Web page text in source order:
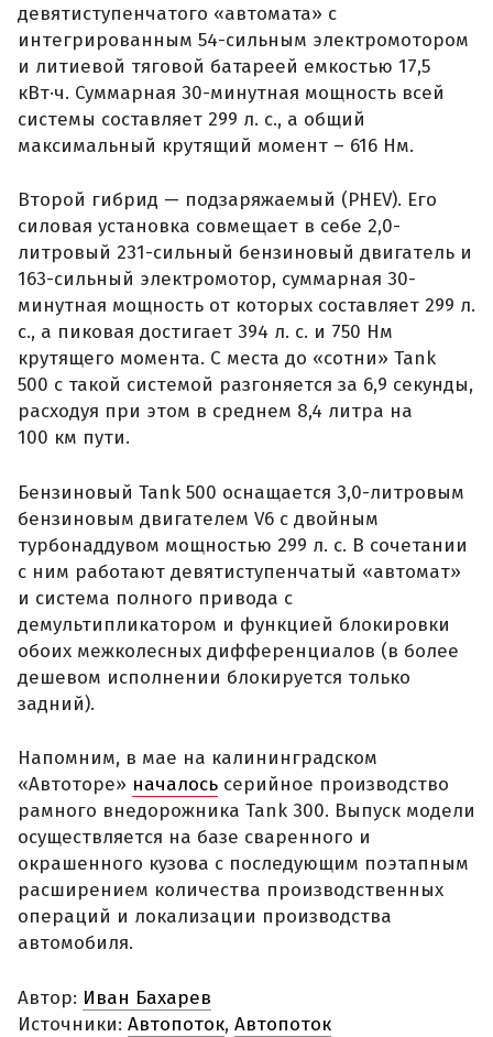
девятиступенчатого «автомата» с
интегрированным 54-сильным электромотором
и литиевой тяговой батареей емкостью 17,5
кВт·ч. Суммарная 30-минутная мощность всей
системы составляет 299 л. с., а общий
максимальный крутящий момент – 616 Нм.
Второй гибрид — подзаряжаемый (PHEV). Его
силовая установка совмещает в себе 2,0-
литровый 231-сильный бензиновый двигатель и
163-сильный электромотор, суммарная 30-
минутная мощность от которых составляет 299 л.
с., а пиковая достигает 394 л. с. и 750 Нм
крутящего момента. С места до «сотни» Tank
500 с такой системой разгоняется за 6,9 секунды,
расходуя при этом в среднем 8,4 литра на
100 км пути.
Бензиновый Tank 500 оснащается 3,0-литровым
бензиновым двигателем V6 с двойным
турбонаддувом мощностью 299 л. с. В сочетании
с ним работают девятиступенчатый «автомат»
и система полного привода с
демультипликатором и функцией блокировки
обоих межколесных дифференциалов (в более
дешевом исполнении блокируется только
задний).
Напомним, в мае на калининградском
«Автоторе» началось серийное производство
рамного внедорожника Tank 300. Выпуск модели
осуществляется на базе сваренного и
окрашенного кузова с последующим поэтапным
расширением количества производственных
операций и локализации производства
автомобиля.
Автор: Иван Бахарев
Источники: Автопоток, Автопоток